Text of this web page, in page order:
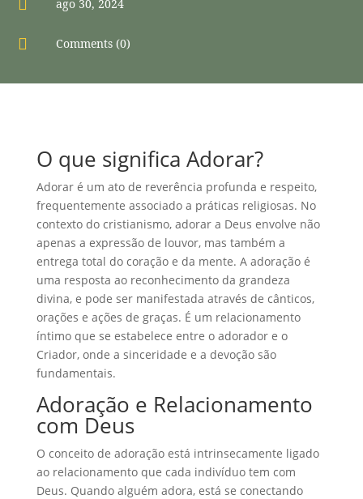
 ago 30, 2024
 Comments (0)
O que significa Adorar?
Adorar é um ato de reverência profunda e respeito,
frequentemente associado a práticas religiosas. No
contexto do cristianismo, adorar a Deus envolve não
apenas a expressão de louvor, mas também a
entrega total do coração e da mente. A adoração é
uma resposta ao reconhecimento da grandeza
divina, e pode ser manifestada através de cânticos,
orações e ações de graças. É um relacionamento
íntimo que se estabelece entre o adorador e o
Criador, onde a sinceridade e a devoção são
fundamentais.
Adoração e Relacionamento
com Deus
O conceito de adoração está intrinsecamente ligado
ao relacionamento que cada indivíduo tem com
Deus. Quando alguém adora, está se conectando